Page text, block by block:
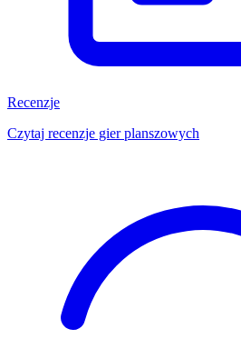
Recenzje
Czytaj recenzje gier planszowych